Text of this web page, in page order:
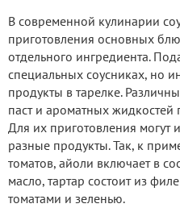
В современной кулинарии
приготовления основных
отдельного ингредиента.
специальных соусниках, но
продукты в тарелке.
паст и ароматных жидкостей
Для их приготовления могут
разные продукты. Так, к
томатов, айоли включает в
масло, тартар состоит из
томатами и зеленью.